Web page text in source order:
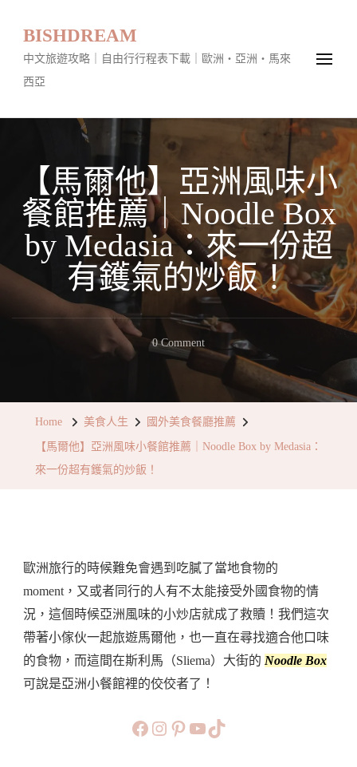
BISHDREAM
中文旅遊攻略｜自由行行程表下載｜歐洲・亞洲・馬來
西亞
【馬爾他】亞洲風味小
餐館推薦｜Noodle Box
by Medasia：來一份超
有鑊氣的炒飯！
0 CommentOn
館
推
薦
｜
Noodle
Box
Medasia：
Home 美食人生 國外美食餐廳推薦
【馬爾他】亞洲風味小餐館推薦｜Noodle Box by Medasia：
來一份超有鑊氣的炒飯！
歐洲旅行的時候難免會遇到吃膩了當地食物的
moment，又或者同行的人有不太能接受外國食物的情
況，這個時候亞洲風味的小炒店就成了救贖！我們這次
帶著小傢伙一起旅遊馬爾他，也一直在尋找適合他口味
的食物，而這間在斯利馬（Sliema）大街的 Noodle Box
可說是亞洲小餐館裡的佼佼者了！
https://www.facebook.com/
https://
https://
旅行美食小短片TikTok